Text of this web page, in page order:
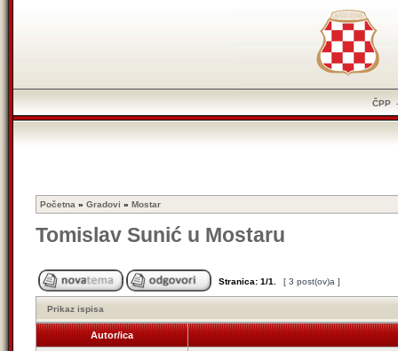
ČPP
Početna » Gradovi » Mostar
Tomislav Sunić u Mostaru
Stranica: 1/1 [ 3 post(ov)a ]
Prikaz ispisa
Autor/ica